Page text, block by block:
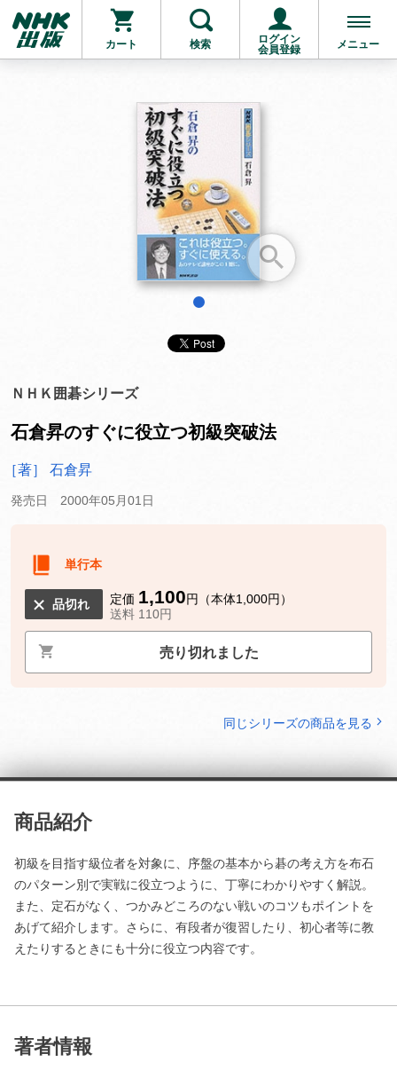
カート 検索
ログイン
会員登録
メニュー
お支払いに進む
他にも商品を買う
ＮＨＫ囲碁シリーズ
石倉昇のすぐに役立つ初級突破法
［著］ 石倉昇
発売日 2000年05月01日
単行本
品切れ 定価 1,100円（本体1,000円）
送料 110円
売り切れました
同じシリーズの商品を見る
商品紹介
初級を目指す級位者を対象に、序盤の基本から碁の考え方を布石
のパターン別で実戦に役立つように、丁寧にわかりやすく解説。
また、定石がなく、つかみどころのない戦いのコツもポイントを
あげて紹介します。さらに、有段者が復習したり、初心者等に教
えたりするときにも十分に役立つ内容です。
著者情報